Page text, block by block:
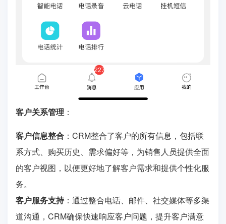
客户关系管理 ：
客户信息整合 ：CRM整合了客户的所有信息，包括联
系方式、购买历史、需求偏好等，为销售人员提供全面
的客户视图，以便更好地了解客户需求和提供个性化服
务。
客户服务支持：通过整合电话、邮件、社交媒体等多渠
道沟通，CRM确保快速响应客户问题，提升客户满意